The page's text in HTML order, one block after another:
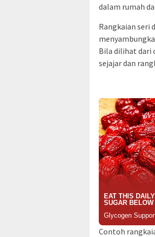
dalam rumah
Rangkaian seri
Bila dilihat dari
sejajar dan
Contoh